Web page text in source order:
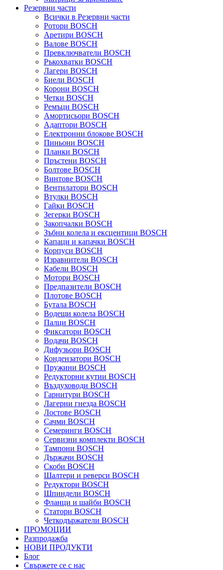
Резервни части
Всички в Резервни части
Ротори BOSCH
Аретири BOSCH
Валове BOSCH
Превключватели BOSCH
Ръкохватки BOSCH
Лагери BOSCH
Биели BOSCH
Корони BOSCH
Четки BOSCH
Ремъци BOSCH
Амортисьори BOSCH
Адаптори BOSCH
Електронни блокове BOSCH
Пиньони BOSCH
Планки BOSCH
Пръстени BOSCH
Болтове BOSCH
Винтове BOSCH
Вентилатори BOSCH
Втулки BOSCH
Гайки BOSCH
Зегерки BOSCH
Закопчалки BOSCH
Зъбни колела и ексцентици BOSCH
Капаци и капачки BOSCH
Корпуси BOSCH
Изравнители BOSCH
Кабели BOSCH
Мотори BOSCH
Предпазители BOSCH
Плотове BOSCH
Бутала BOSCH
Водещи колела BOSCH
Палци BOSCH
Фиксатори BOSCH
Водачи BOSCH
Дифузьори BOSCH
Кондензатори BOSCH
Пружини BOSCH
Редукторни кутии BOSCH
Въздуховоди BOSCH
Гарнитури BOSCH
Лагерни гнезда BOSCH
Лостове BOSCH
Сачми BOSCH
Семеринги BOSCH
Сервизни комплекти BOSCH
Тампони BOSCH
Държачи BOSCH
Скоби BOSCH
Шалтери и реверси BOSCH
Редуктори BOSCH
Шпиндели BOSCH
Фланци и шайби BOSCH
Статори BOSCH
Четкодържатели BOSCH
ПРОМОЦИИ
Разпродажба
НОВИ ПРОДУКТИ
Блог
Свържете се с нас